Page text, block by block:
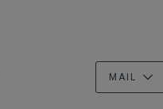
MAIL